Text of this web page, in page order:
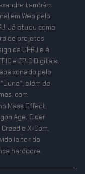
também
em Web pelo
Já atuou como
de projetos
da UFRJ e é
e EPIC Digitais.
pelo
além de
com
Mass Effect,
Age, Elder
e X-Com.
leitor de
hardcore.